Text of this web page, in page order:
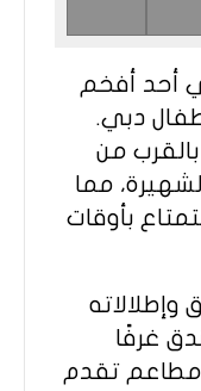
أحد أفخم
دبي.
من
مما
بأوقات
وإطلالاته
غرفًا
تقدم